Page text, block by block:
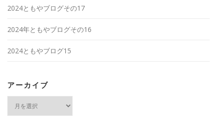
2024ともやブログその17
2024年ともやブログその16
2024ともやブログ15
アーカイブ